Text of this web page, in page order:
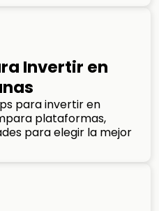
Invertir en
para invertir en
plataformas,
para elegir la mejor